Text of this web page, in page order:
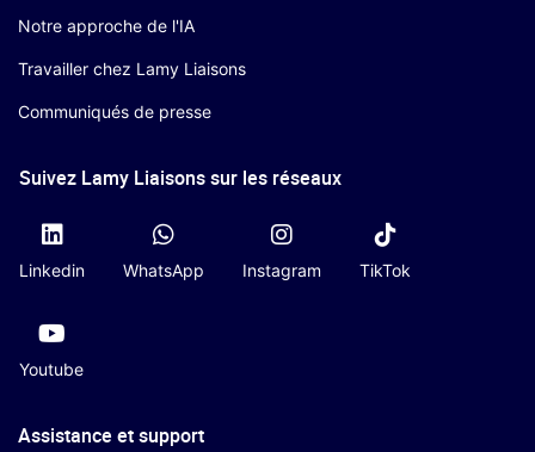
Notre approche de l'IA
Travailler chez Lamy Liaisons
Communiqués de presse
Suivez Lamy Liaisons sur les réseaux
Linkedin WhatsApp Instagram TikTok
Youtube
Assistance et support